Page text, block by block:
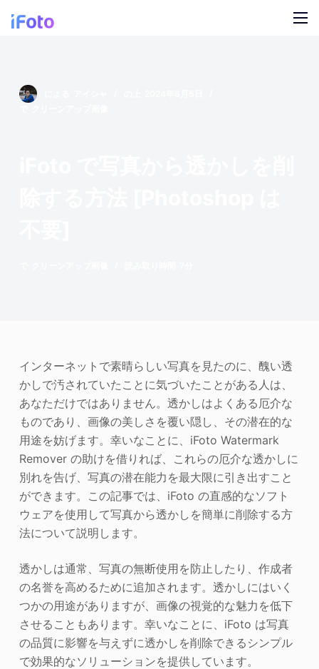
コ
ツ
AI ファッションモデル
画像の著作権
ブログ
インターネットで素晴らしい写真を見たのに、醜い透
かしで汚されていたことに気づいたことがある人は、
あなただけではありません。透かしはよくある厄介な
ものであり、画像の美しさを覆い隠し、その潜在的な
用途を妨げます。幸いなことに、iFoto Watermark
Remover の助けを借りれば、これらの厄介な透かしに
別れを告げ、写真の潜在能力を最大限に引き出すこと
ができます。この記事では、iFoto の直感的なソフト
ウェアを使用して写真から透かしを簡単に削除する方
法について説明します。
透かしは通常、写真の無断使用を防止したり、作成者
の名誉を高めるために追加されます。透かしにはいく
つかの用途がありますが、画像の視覚的な魅力を低下
させることもあります。幸いなことに、iFoto は写真
の品質に影響を与えずに透かしを削除できるシンプル
で効果的なソリューションを提供しています。